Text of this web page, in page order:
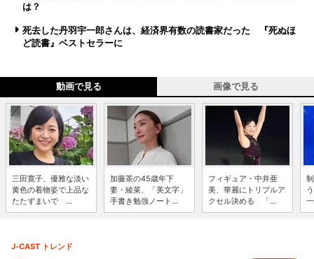
は？
死去した丹羽宇一郎さんは、経済界有数の読書家だった 『死ぬほ
ど読書』ベストセラーに
動画で見る 画像で見る
三田寛子、優雅な淡い
黄色の着物姿で上品な
たたずまいで ...
加藤茶の45歳年下
妻・綾菜、「美文字」
手書き勉強ノート...
フィギュア・中井亜
美、華麗にトリプルア
クセル決める 「...
J-CAST トレンド